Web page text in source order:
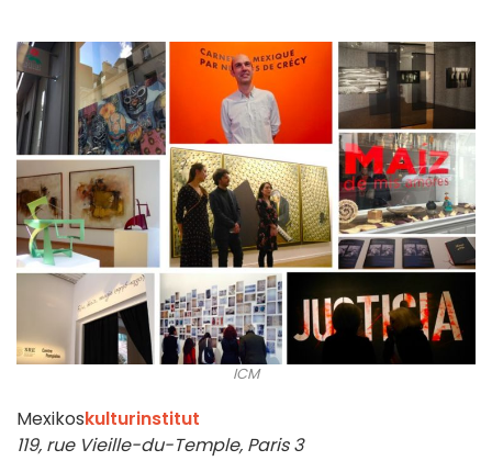
ICM
Mexikoskulturinstitut
119, rue Vieille-du-Temple, Paris 3